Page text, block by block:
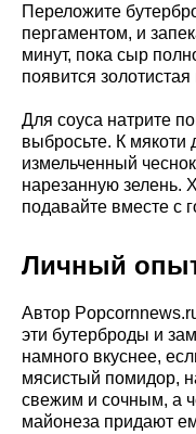
Переложите
пергаментом, и
минут, пока сыр
появится золотистая
Для соуса натрите
выбросьте. К мякоти
измельченный
нарезанную зелень.
подавайте вместе с
Личный
Автор
эти бутерброды и
намного вкуснее,
мясистый помидор,
свежим и сочным, а
майонеза придают